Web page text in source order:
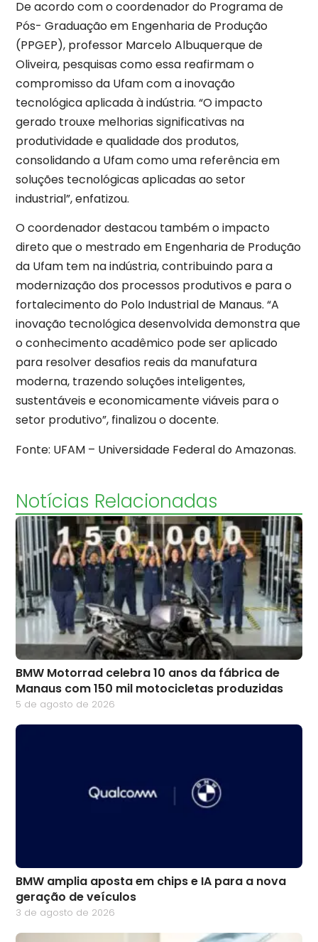
De acordo com o coordenador do Programa de
Pós- Graduação em Engenharia de Produção
(PPGEP), professor Marcelo Albuquerque de
Oliveira, pesquisas como essa reafirmam o
compromisso da Ufam com a inovação
tecnológica aplicada à indústria. “O impacto
gerado trouxe melhorias significativas na
produtividade e qualidade dos produtos,
consolidando a Ufam como uma referência em
soluções tecnológicas aplicadas ao setor
industrial”, enfatizou.
O coordenador destacou também o impacto
direto que o mestrado em Engenharia de Produção
da Ufam tem na indústria, contribuindo para a
modernização dos processos produtivos e para o
fortalecimento do Polo Industrial de Manaus. “A
inovação tecnológica desenvolvida demonstra que
o conhecimento acadêmico pode ser aplicado
para resolver desafios reais da manufatura
moderna, trazendo soluções inteligentes,
sustentáveis e economicamente viáveis para o
setor produtivo”, finalizou o docente.
Fonte: UFAM – Universidade Federal do Amazonas.
Notícias Relacionadas
BMW Motorrad celebra 10 anos da fábrica de
Manaus com 150 mil motocicletas produzidas
5 de agosto de 2026
BMW amplia aposta em chips e IA para a nova
geração de veículos
3 de agosto de 2026